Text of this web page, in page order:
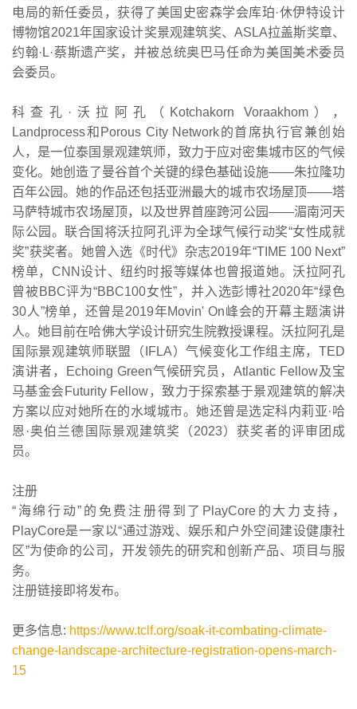
电局的新任委员，获得了美国史密森学会库珀·休伊特设计
博物馆2021年国家设计奖景观建筑奖、ASLA拉盖斯奖章、
约翰·L·蔡斯遗产奖，并被总统奥巴马任命为美国美术委员
会委员。
科查孔·沃拉阿孔（Kotchakorn Voraakhom），
Landprocess和Porous City Network的首席执行官兼创始
人，是一位泰国景观建筑师，致力于应对密集城市区的气候
变化。她创造了曼谷首个关键的绿色基础设施——朱拉隆功
百年公园。她的作品还包括亚洲最大的城市农场屋顶——塔
马萨特城市农场屋顶，以及世界首座跨河公园——湄南河天
际公园。联合国将沃拉阿孔评为全球气候行动奖“女性成就
奖”获奖者。她曾入选《时代》杂志2019年“TIME 100 Next”
榜单，CNN设计、纽约时报等媒体也曾报道她。沃拉阿孔
曾被BBC评为“BBC100女性”，并入选彭博社2020年“绿色
30人”榜单，还曾是2019年Movin' On峰会的开幕主题演讲
人。她目前在哈佛大学设计研究生院教授课程。沃拉阿孔是
国际景观建筑师联盟（IFLA）气候变化工作组主席，TED
演讲者，Echoing Green气候研究员，Atlantic Fellow及宝
马基金会Futurity Fellow，致力于探索基于景观建筑的解决
方案以应对她所在的水域城市。她还曾是选定科内莉亚·哈
恩·奥伯兰德国际景观建筑奖（2023）获奖者的评审团成
员。
注册
“海绵行动”的免费注册得到了PlayCore的大力支持，
PlayCore是一家以“通过游戏、娱乐和户外空间建设健康社
区”为使命的公司，开发领先的研究和创新产品、项目与服
务。
注册链接即将发布。
更多信息: https://www.tclf.org/soak-it-combating-climate-
change-landscape-architecture-registration-opens-march-
15